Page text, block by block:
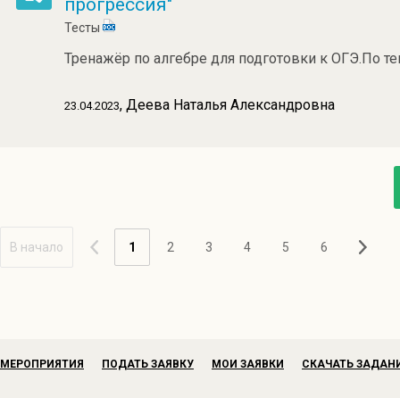
прогрессия"
Тесты
Тренажёр по алгебре для подготовки к ОГЭ.По
23.04.2023, Деева Наталья Александровна
В начало 1 2 3 4 5 6
МЕРОПРИЯТИЯ ПОДАТЬ ЗАЯВКУ МОИ ЗАЯВКИ СКАЧАТЬ